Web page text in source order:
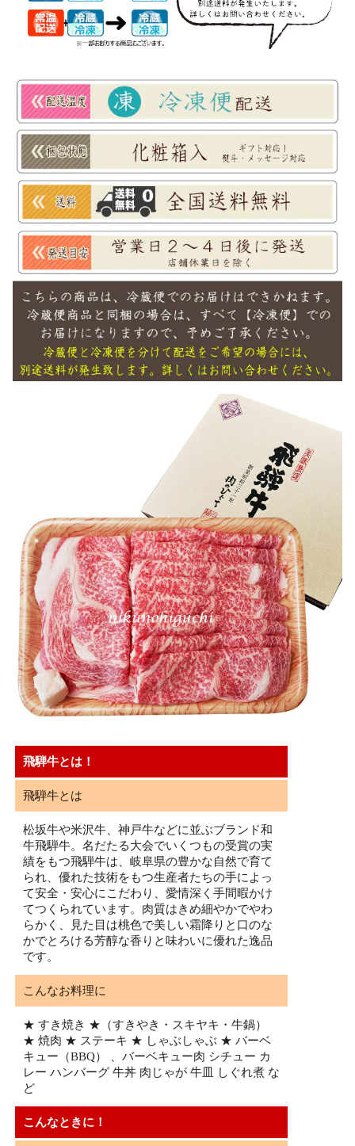
飛騨牛とは！
飛騨牛とは
松坂牛や米沢牛、神戸牛などに並ぶブランド和
牛飛騨牛。名だたる大会でいくつもの受賞の実
績をもつ飛騨牛は、岐阜県の豊かな自然で育て
られ、優れた技術をもつ生産者たちの手によっ
て安全・安心にこだわり、愛情深く手間暇かけ
てつくられています。肉質はきめ細やかでやわ
らかく、見た目は桃色で美しい霜降りと口のな
かでとろける芳醇な香りと味わいに優れた逸品
です。
こんなお料理に
★ すき焼き ★（すきやき・スキヤキ・牛鍋）
★ 焼肉 ★ ステーキ ★ しゃぶしゃぶ ★ バーベ
キュー（BBQ） 、バーベキュー肉 シチュー カ
レー ハンバーグ 牛丼 肉じゃが 牛皿 しぐれ煮 な
ど
こんなときに！